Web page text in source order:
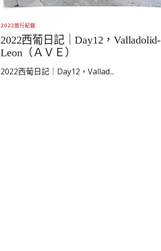
2022旅行紀錄
2022西葡日記｜Day12，Valladolid-
Leon（ＡＶＥ）
2022西葡日記｜Day12，Vallad...